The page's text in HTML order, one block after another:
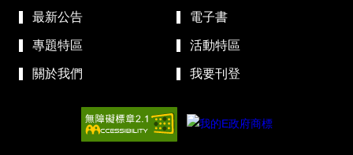
最新公告 電子書
專題特區 活動特區
關於我們 我要刊登